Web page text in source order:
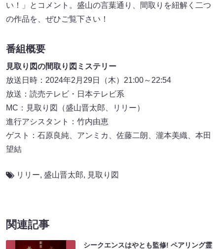
い！」とコメント。盛山の言葉通り、間取りを紐解く二つ
の作品を、ぜひご覧下さい！
番組概要
見取り図の間取り図ミステリー
放送日時：2024年2月29日（木）21:00～22:54
放送：読売テレビ・日本テレビ系
MC：見取り図（盛山晋太郎、リリー）
進行アシスタント：竹内由恵
ゲスト：石原良純、アンミカ、佐藤二朗、瀧本美織、本田
望結
リリー, 盛山晋太郎, 見取り図
関連記事
シークエンスはやとも監修! ペアリング霊